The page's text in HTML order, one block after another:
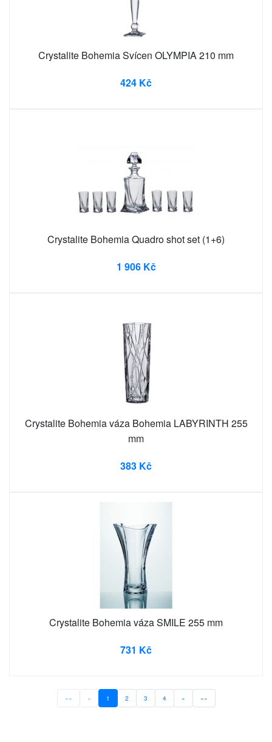
Crystalite Bohemia Svícen OLYMPIA 210 mm
424 Kč
Crystalite Bohemia Quadro shot set (1+6)
1 906 Kč
Crystalite Bohemia váza Bohemia LABYRINTH 255
mm
383 Kč
Crystalite Bohemia váza SMILE 255 mm
731 Kč
«« « 1 2 3 4 » »»